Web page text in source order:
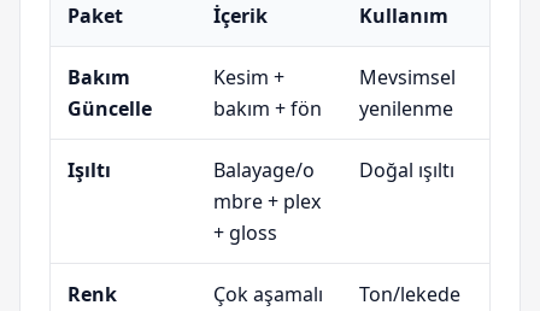
Paket
İçerik Kullanım
Bakım
Güncelle
Kesim +
bakım + fön
Mevsimsel
yenilenme
Işıltı
Balayage/o
mbre + plex
+ gloss
Doğal ışıltı
Renk
Çok aşamalı
Ton/lekede